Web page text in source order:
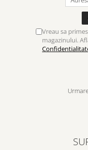
Vreau sa
magazinului.